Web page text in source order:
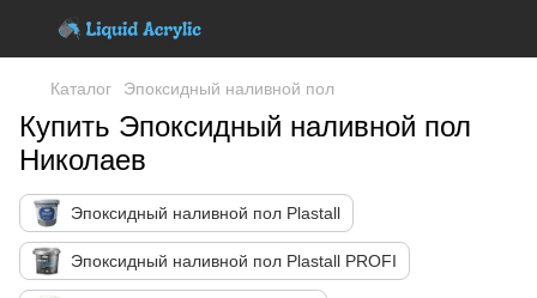
Каталог Эпоксидный наливной пол
Купить Эпоксидный наливной пол
Николаев
Эпоксидный наливной пол Plastall
Эпоксидный наливной пол Plastall PROFI